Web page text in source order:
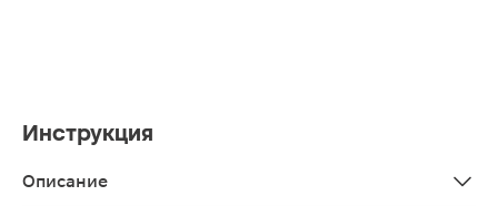
Инструкция
Описание